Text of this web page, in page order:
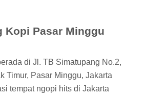
Kopi Pasar Minggu
di Jl. TB Simatupang No.2,
Timur, Pasar Minggu, Jakarta
tempat ngopi hits di Jakarta